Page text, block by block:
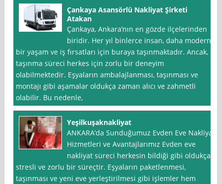
Çankaya Asansörlü Nakliyat Şirketi
Atakan
Çankaya, Ankara’nın en gözde ilçelerinden
biridir. Her yıl binlerce insan, daha modern
bir yaşam ve iş fırsatları için buraya taşınmaktadır. Ancak,
taşınma süreci herkes için zorlu bir deneyim
olabilmektedir. Eşyaların ambalajlanması, taşınması ve
montajı gibi aşamalar oldukça zaman alıcı ve zahmetli
olabilir. Bu nedenle,
Yeşilkuşaknakliyat
ANKARA’da Sunduğumuz Evden Eve Nakliyat
Hizmetleri ve Avantajlarımız Evden eve
nakliyat süreci herkesin bildiği gibi oldukça
stresli ve zorlu bir süreçtir. Eşyaların paketlenmesi,
taşınması ve yeni eve yerleştirilmesi gibi işlemler hem